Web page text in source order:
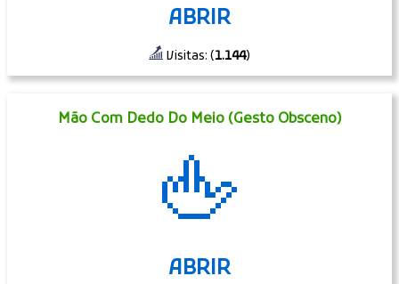
ABRIR
Visitas: (1.144)
Mão Com Dedo Do Meio (Gesto Obsceno)
🖕
ABRIR